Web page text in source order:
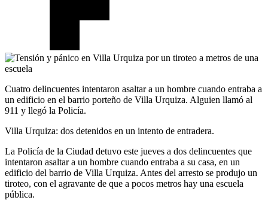
Cuatro delincuentes intentaron asaltar a un hombre cuando entraba a
un edificio en el barrio porteño de Villa Urquiza. Alguien llamó al
911 y llegó la Policía.
Villa Urquiza: dos detenidos en un intento de entradera.
La Policía de la Ciudad detuvo este jueves a dos delincuentes que
intentaron asaltar a un hombre cuando entraba a su casa, en un
edificio del barrio de Villa Urquiza. Antes del arresto se produjo un
tiroteo, con el agravante de que a pocos metros hay una escuela
pública.